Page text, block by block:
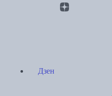
Дзен